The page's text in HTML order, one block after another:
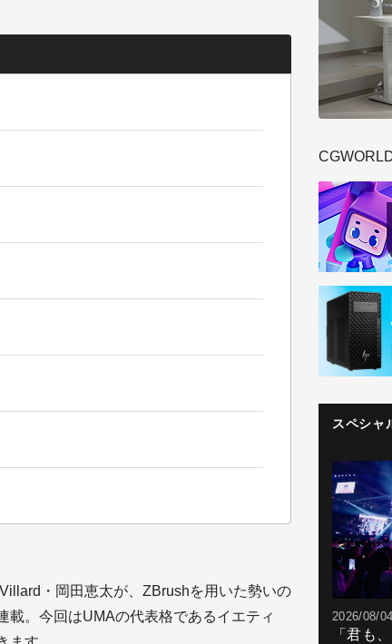
・岡田恵太が、ZBrushを用いた勢いの
載。今回はUMAの代表格であるイエティ
スペシャ
2026/08/04
「君も